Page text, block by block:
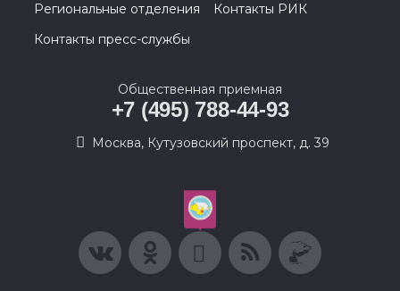
Региональные отделения
Контакты РИК
Контакты пресс-службы
Общественная приемная
+7 (495) 788-44-93
Москва, Кутузовский проспект, д. 39